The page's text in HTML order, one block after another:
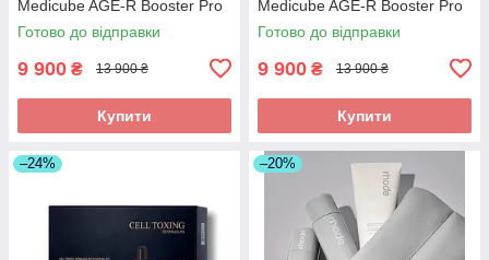
Medicube AGE-R Booster Pro
Готово до відправки
9 900 ₴ 13 900 ₴
Купити
Medicube AGE-R Booster Pro
Готово до відправки
9 900 ₴ 13 900 ₴
Купити
–24% –20%